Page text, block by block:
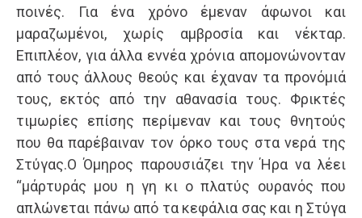
ποινές. Για ένα χρόνο έµεναν άφωνοι και
µαραζωµένοι, χωρίς αµβροσία και νέκταρ.
Επιπλέον, για άλλα εννέα χρόνια αποµονώνονταν
από τους άλλους θεούς και έχαναν τα προνόµιά
τους, εκτός από την αθανασία τους. Φρικτές
τιµωρίες επίσης περίµεναν και τους θνητούς
που θα παρέβαιναν τον όρκο τους στα νερά της
Στύγας.Ο Όμηρος παρουσιάζει την Ήρα να λέει
“μάρτυράς μου η γη κι ο πλατύς ουρανός που
απλώνεται πάνω από τα κεφάλια σας και η Στύγα